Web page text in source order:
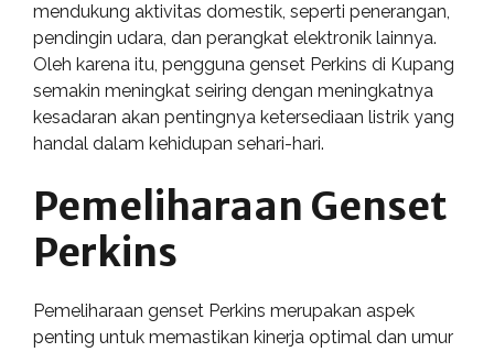
mendukung aktivitas domestik, seperti penerangan,
pendingin udara, dan perangkat elektronik lainnya.
Oleh karena itu, pengguna genset Perkins di Kupang
semakin meningkat seiring dengan meningkatnya
kesadaran akan pentingnya ketersediaan listrik yang
handal dalam kehidupan sehari-hari.
Pemeliharaan Genset
Perkins
Pemeliharaan genset Perkins merupakan aspek
penting untuk memastikan kinerja optimal dan umur